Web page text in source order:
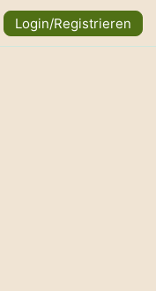
Login/Registrieren